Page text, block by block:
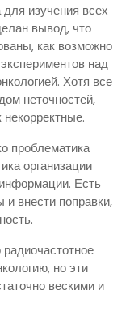
изучения всех
вывод, что
как возможно
над
Хотя все
неточностей,
проблематика
организации
Есть
и внести поправки,
но эти
вескими и